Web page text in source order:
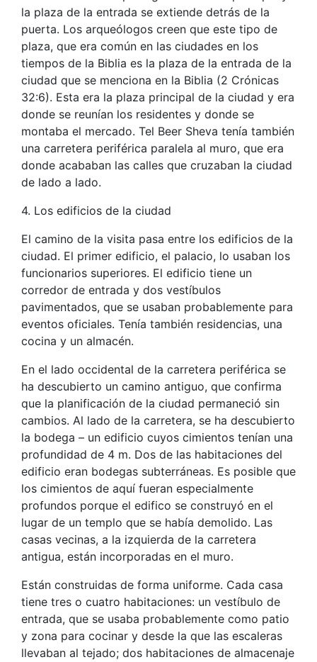
la plaza de la entrada se extiende detrás de la
puerta. Los arqueólogos creen que este tipo de
plaza, que era común en las ciudades en los
tiempos de la Biblia es la plaza de la entrada de la
ciudad que se menciona en la Biblia (2 Crónicas
32:6). Esta era la plaza principal de la ciudad y era
donde se reunían los residentes y donde se
montaba el mercado. Tel Beer Sheva tenía también
una carretera periférica paralela al muro, que era
donde acababan las calles que cruzaban la ciudad
de lado a lado.
4. Los edificios de la ciudad
El camino de la visita pasa entre los edificios de la
ciudad. El primer edificio, el palacio, lo usaban los
funcionarios superiores. El edificio tiene un
corredor de entrada y dos vestíbulos
pavimentados, que se usaban probablemente para
eventos oficiales. Tenía también residencias, una
cocina y un almacén.
En el lado occidental de la carretera periférica se
ha descubierto un camino antiguo, que confirma
que la planificación de la ciudad permaneció sin
cambios. Al lado de la carretera, se ha descubierto
la bodega – un edificio cuyos cimientos tenían una
profundidad de 4 m. Dos de las habitaciones del
edificio eran bodegas subterráneas. Es posible que
los cimientos de aquí fueran especialmente
profundos porque el edifico se construyó en el
lugar de un templo que se había demolido. Las
casas vecinas, a la izquierda de la carretera
antigua, están incorporadas en el muro.
Están construidas de forma uniforme. Cada casa
tiene tres o cuatro habitaciones: un vestíbulo de
entrada, que se usaba probablemente como patio
y zona para cocinar y desde la que las escaleras
llevaban al tejado; dos habitaciones de almacenaje